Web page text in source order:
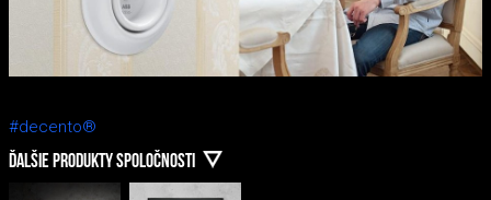
#decento®
ĎALŠIE PRODUKTY SPOLOČNOSTI